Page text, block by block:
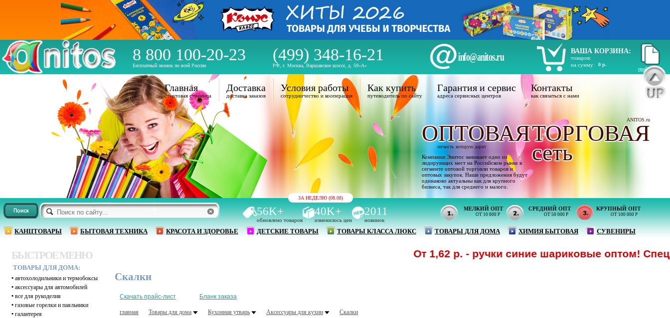
8 800 100-20-23
Бесплатный звонок по всей России
(499) 348-16-21
РФ, г. Москва, Варшавское шоссе, д. 59«А»
info@anitos.ru
ВАША КОРЗИНА:
товаров:
на сумму:
0 р.
прайс лист
ЗА НЕДЕЛЮ (08.08)
56K+
обновлено товаров
40K+
изменилось цен
2011
новинок
МЕЛКИЙ ОПТ
ОТ 10 000 Р
СРЕДНИЙ ОПТ
ОТ 50 000 Р
КРУПНЫЙ ОПТ
ОТ 100 000 Р
КАНЦТОВАРЫ БЫТОВАЯ ТЕХНИКА КРАСОТА И ЗДОРОВЬЕ ДЕТСКИЕ ТОВАРЫ ТОВАРЫ КЛАССА ЛЮКС ТОВАРЫ ДЛЯ ДОМА ХИМИЯ БЫТОВАЯ СУВЕНИРЫ
Главная
стартовая страница
Доставка
доставка заказов
Условия работы
сотрудничество и кооперация
Как купить
путеводитель по сайту
Гарантия и сервис
адреса сервисных центров
Контакты
как связаться с нами
ANITOS.ru
ОПТОВАЯТОРГОВАЯ
легкость которую дарят
Компания Энитос занимает одно из
лидирующих мест на Российском рынке в
сегменте оптовой торговли товаров и
оптовых закупок. Наши предложения будут
одинаково актуальны как для крупного
бизнеса, так для среднего и малого.
сеть
БЫСТРОЕ МЕНЮ
ТОВАРЫ ДЛЯ ДОМА:
• автохолодильники и термобоксы
• аксессуары для автомобилей
• все для рукоделия
• газовые горелки и паяльники
• галантерея
От 1,62 р. - ручки синие шариковые оптом!
Скалки
Скачать прайс-лист Бланк заказа
главная Товары для дома Кухонная утварь Аксессуары для кухни Скалки